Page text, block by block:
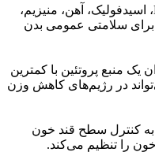
حاوی ویتامین‌های گروه B، اسیدفولیک، آهن، منیزیم،
سلامتی عمومی بدن
یک منبع پروتئین با کمترین
در رژیم‌های کاهش وزن
به کنترل سطح قند خون
را تنظیم می‌کند.